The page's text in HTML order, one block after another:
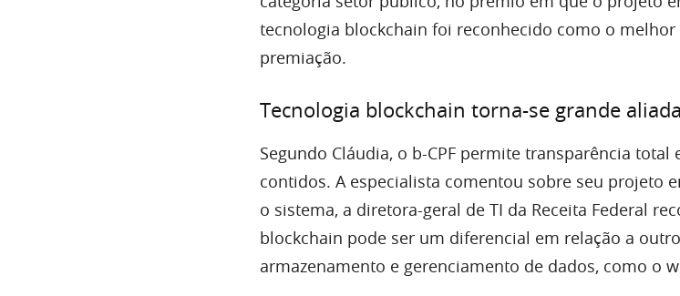
tecnologia blockchain foi reconhecido como o
premiação.
Tecnologia blockchain torna-se grande
Segundo Cláudia, o b-CPF permite transparência
contidos. A especialista comentou sobre seu projeto
o sistema, a diretora-geral de TI da Receita Federal
blockchain pode ser um diferencial em relação a
armazenamento e gerenciamento de dados, como o